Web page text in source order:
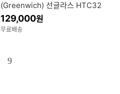
(Greenwich) 선글라스 HTC32
129,000원
무료배송
9